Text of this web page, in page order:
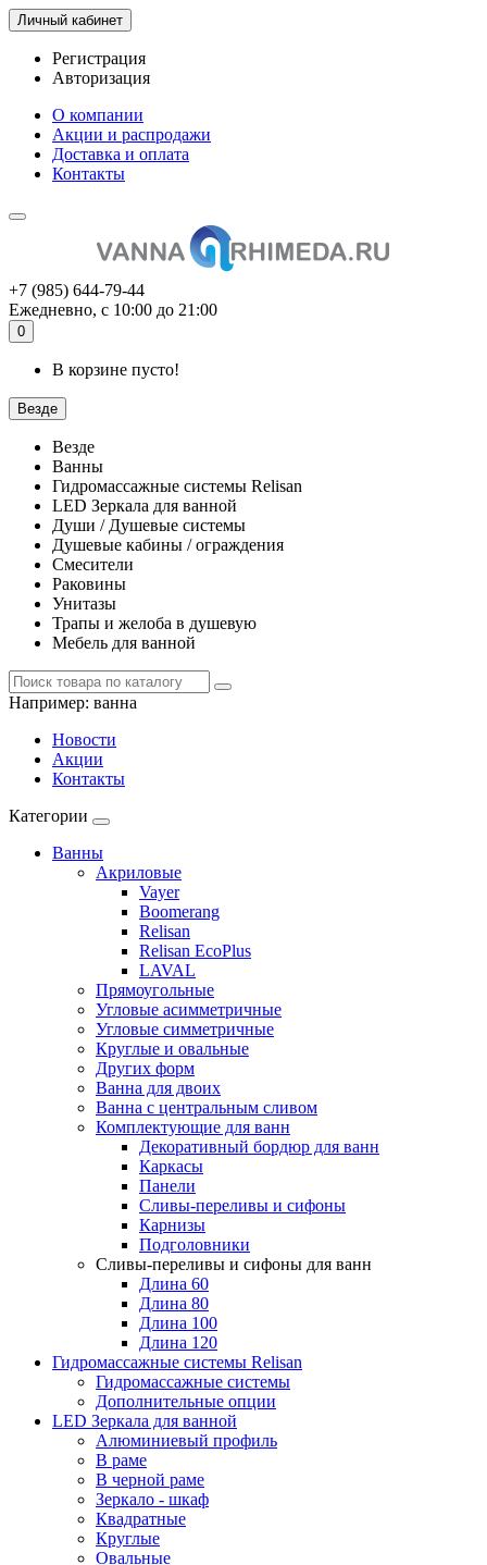
Личный кабинет
Регистрация
Авторизация
О компании
Акции и распродажи
Доставка и оплата
Контакты
+7 (985) 644-79-44
Ежедневно, с 10:00 до 21:00
0
В корзине пусто!
Везде
Везде
Ванны
Гидромассажные системы Relisan
LED Зеркала для ванной
Души / Душевые системы
Душевые кабины / ограждения
Смесители
Раковины
Унитазы
Трапы и желоба в душевую
Мебель для ванной
Например: ванна
Новости
Акции
Контакты
Категории
Ванны
Акриловые
Vayer
Boomerang
Relisan
Relisan EcoPlus
LAVAL
Прямоугольные
Угловые асимметричные
Угловые симметричные
Круглые и овальные
Других форм
Ванна для двоих
Ванна с центральным сливом
Комплектующие для ванн
Декоративный бордюр для ванн
Каркасы
Панели
Сливы-переливы и сифоны
Карнизы
Подголовники
Сливы-переливы и сифоны для ванн
Длина 60
Длина 80
Длина 100
Длина 120
Гидромассажные системы Relisan
Гидромассажные системы
Дополнительные опции
LED Зеркала для ванной
Алюминиевый профиль
В раме
В черной раме
Зеркало - шкаф
Квадратные
Круглые
Овальные